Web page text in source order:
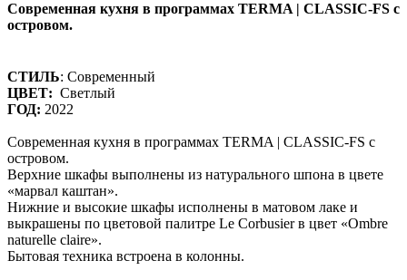
Современная кухня в программах TERMA | CLASSIC-FS с
островом.
СТИЛЬ: Современный
ЦВЕТ: Светлый
ГОД: 2022
Современная кухня в программах TERMA | CLASSIC-FS с
островом.
Верхние шкафы выполнены из натурального шпона в цвете
«марвал каштан».
Нижние и высокие шкафы исполнены в матовом лаке и
выкрашены по цветовой палитре Le Corbusier в цвет «Ombre
naturelle claire».
Бытовая техника встроена в колонны.